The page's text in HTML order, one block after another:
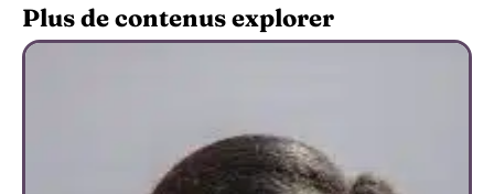
Plus de contenus explorer